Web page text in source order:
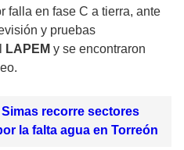
falla en fase C a tierra, ante
y pruebas
LAPEM y se encontraron
recorre sectores
la falta agua en Torreón